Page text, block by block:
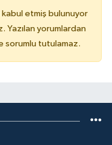
kabul etmiş bulunuyor
Yazılan yorumlardan
sorumlu tutulamaz.